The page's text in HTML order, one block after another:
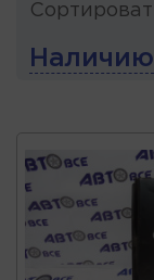
Наличию